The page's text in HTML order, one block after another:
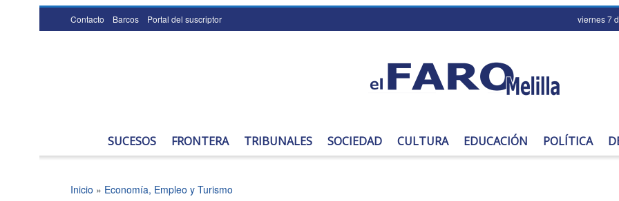
Contacto Barcos Portal del suscriptor viernes 7
SUCESOS FRONTERA TRIBUNALES SOCIEDAD CULTURA EDUCACIÓN POLÍTICA
Inicio » Economía, Empleo y Turismo